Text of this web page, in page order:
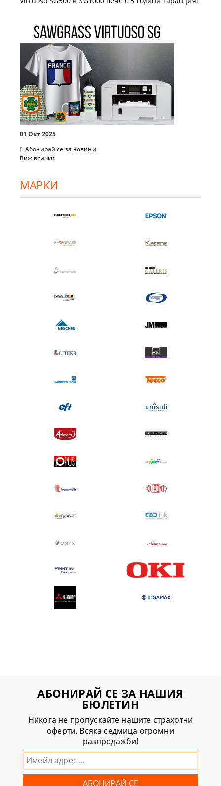
01 Окт 2025
Абонирай се за новини
Виж всички
МАРКИ
АБОНИРАЙ СЕ ЗА НАШИЯ
БЮЛЕТИН
Никога не пропускайте нашите страхотни
оферти. Всяка седмица огромни
разпродажби!